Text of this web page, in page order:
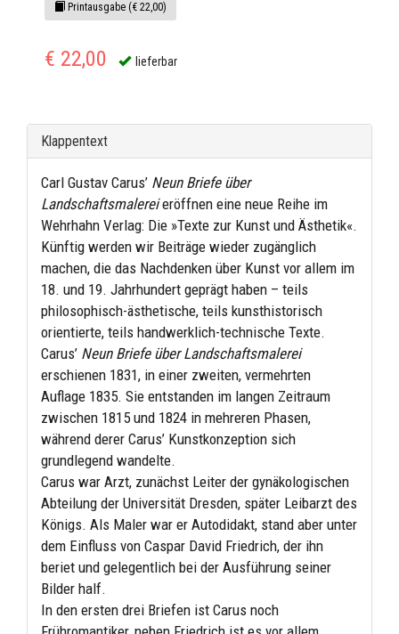
Printausgabe (€ 22,00)
€ 22,00 lieferbar
Klappentext
Carl Gustav Carus’ Neun Briefe über
Landschaftsmalereieröffnen eine neue Reihe im
Wehrhahn Verlag: Die »Texte zur Kunst und Ästhetik«.
Künftig werden wir Beiträge wieder zugänglich
machen, die das Nachdenken über Kunst vor allem im
18. und 19. Jahrhundert geprägt haben – teils
philosophisch-ästhetische, teils kunsthistorisch
orientierte, teils handwerklich-technische Texte.
Carus’ Neun Briefe über Landschaftsmalerei
erschienen 1831, in einer zweiten, vermehrten
Auflage 1835. Sie entstanden im langen Zeitraum
zwischen 1815 und 1824 in mehreren Phasen,
während derer Carus’ Kunstkonzeption sich
grundlegend wandelte.
Carus war Arzt, zunächst Leiter der gynäkologischen
Abteilung der Universität Dresden, später Leibarzt des
Königs. Als Maler war er Autodidakt, stand aber unter
dem Einfluss von Caspar David Friedrich, der ihn
beriet und gelegentlich bei der Ausführung seiner
Bilder half.
In den ersten drei Briefen ist Carus noch